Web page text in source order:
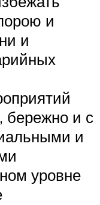
и
и
бережно и с
и
уровне